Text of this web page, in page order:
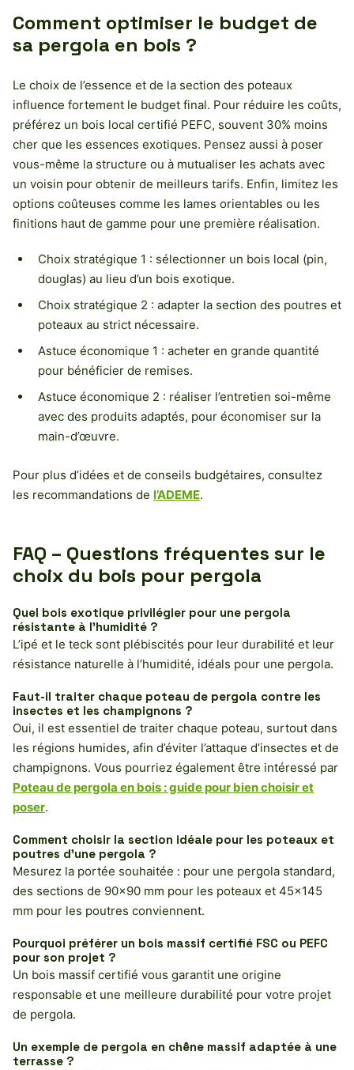
Comment optimiser le budget de
sa pergola en bois ?
Le choix de l’essence et de la section des poteaux
influence fortement le budget final. Pour réduire les coûts,
préférez un bois local certifié PEFC, souvent 30% moins
cher que les essences exotiques. Pensez aussi à poser
vous-même la structure ou à mutualiser les achats avec
un voisin pour obtenir de meilleurs tarifs. Enfin, limitez les
options coûteuses comme les lames orientables ou les
finitions haut de gamme pour une première réalisation.
Choix stratégique 1 : sélectionner un bois local (pin,
douglas) au lieu d’un bois exotique.
Choix stratégique 2 : adapter la section des poutres et
poteaux au strict nécessaire.
Astuce économique 1 : acheter en grande quantité
pour bénéficier de remises.
Astuce économique 2 : réaliser l’entretien soi-même
avec des produits adaptés, pour économiser sur la
main-d’œuvre.
Pour plus d’idées et de conseils budgétaires, consultez
les recommandations de l’ADEME.
FAQ – Questions fréquentes sur le
choix du bois pour pergola
Quel bois exotique privilégier pour une pergola
résistante à l’humidité ?
L’ipé et le teck sont plébiscités pour leur durabilité et leur
résistance naturelle à l’humidité, idéals pour une pergola.
Faut-il traiter chaque poteau de pergola contre les
insectes et les champignons ?
Oui, il est essentiel de traiter chaque poteau, surtout dans
les régions humides, afin d’éviter l’attaque d’insectes et de
champignons. Vous pourriez également être intéressé par
Poteau de pergola en bois : guide pour bien choisir et
poser.
Comment choisir la section idéale pour les poteaux et
poutres d’une pergola ?
Mesurez la portée souhaitée : pour une pergola standard,
des sections de 90×90 mm pour les poteaux et 45×145
mm pour les poutres conviennent.
Pourquoi préférer un bois massif certifié FSC ou PEFC
pour son projet ?
Un bois massif certifié vous garantit une origine
responsable et une meilleure durabilité pour votre projet
de pergola.
Un exemple de pergola en chêne massif adaptée à une
terrasse ?